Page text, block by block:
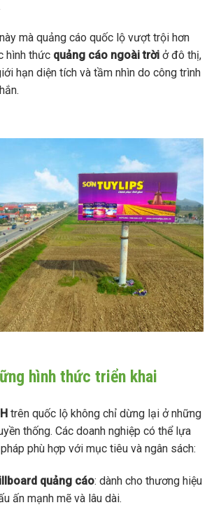
mà quảng cáo quốc lộ vượt trội hơn
hình thức quảng cáo ngoài trờiở đô thị,
hạn diện tích và tầm nhìn do công trình
hình thức triển khai
trên quốc lộ không chỉ dừng lại ở những
thống. Các doanh nghiệp có thể lựa
phù hợp với mục tiêu và ngân sách:
quảng cáo: dành cho thương hiệu
ấn mạnh mẽ và lâu dài.